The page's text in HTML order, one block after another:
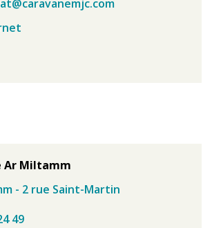
Ar Miltamm
- 2 rue Saint-Martin
49